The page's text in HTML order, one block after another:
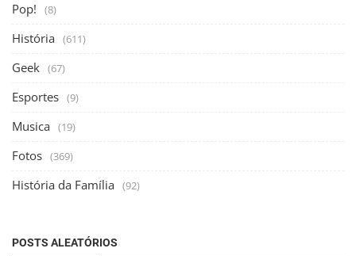
Pop! (8)
História (611)
Geek (67)
Esportes (9)
Musica (19)
Fotos (369)
História da Família (92)
POSTS ALEATÓRIOS